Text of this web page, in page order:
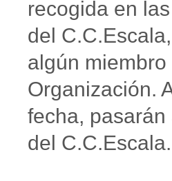
recogida en
del
algún miembro
Organización.
fecha,
del C.C.Escala.